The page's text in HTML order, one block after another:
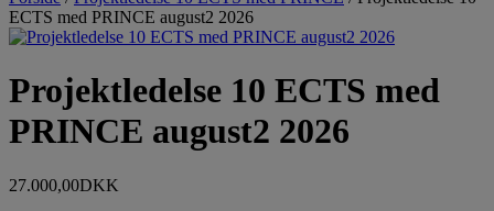
ECTS med PRINCE august2 2026
Projektledelse 10 ECTS med
PRINCE august2 2026
27.000,00DKK